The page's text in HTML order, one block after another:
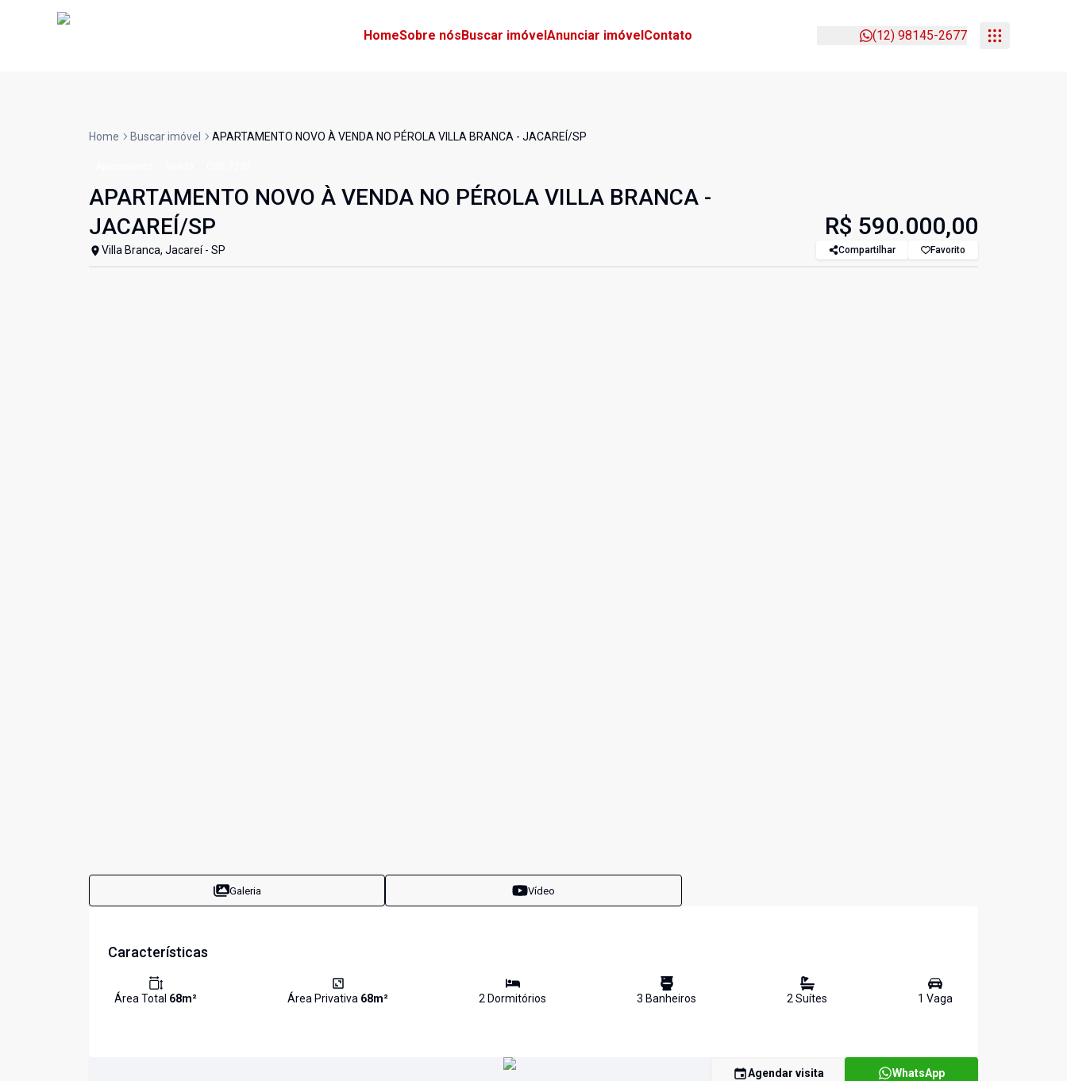
HomeSobre nósBuscar imóvelAnunciar imóvelContato (12) 98145-2677
Home Buscar imóvel APARTAMENTO NOVO À VENDA NO PÉROLA VILLA BRANCA - JACAREÍ/SP
APARTAMENTO NOVO À VENDA NO PÉROLA VILLA BRANCA -
JACAREÍ/SP
Villa Branca, Jacareí - SP
R$ 590.000,00
Compartilhar Favorito
Galeria Vídeo
Características
Área Total 68m² Área Privativa 68m² 2 Dormitórios 3 Banheiros 2Suítes 1 Vaga
Agendar visita WhatsApp